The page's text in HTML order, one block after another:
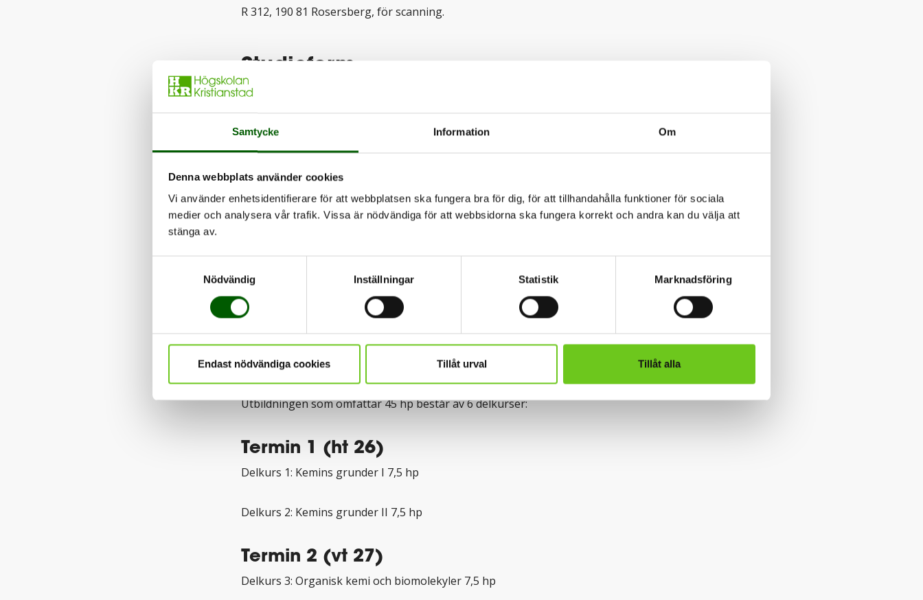
Samtycke Information Om
Denna webbplats använder cookies
Vi använder enhetsidentifierare för att webbplatsen ska fungera bra för dig, för att tillhandahålla funktioner för sociala
medier och analysera vår trafik. Vissa är nödvändiga för att webbsidorna ska fungera korrekt och andra kan du välja att
stänga av.
Nödvändig
Inställningar Statistik Marknadsföring
Endast nödvändiga cookies Tillåt urval Tillåt alla
R 312, 190 81 Rosersberg, för scanning.
Studieform
Halvfart 50%.
Utbildningen är upplagd med undervisningsform distans med ett fåtal campusförlagda
träffar. Undervisningen på distans sker via en internetbaserad lärplattform. Utbildningens
till 24 obligatoriska dagar, fördelade på 10-12 tillfällen. Undervisningen består av
Kurstid
Utbildningens upplägg
Utbildningen som omfattar 45 hp består av 6 delkurser:
Termin 1 (ht 26)
Delkurs 1: Kemins grunder I 7,5 hp
Delkurs 2: Kemins grunder II 7,5 hp
Termin 2 (vt 27)
Delkurs 3: Organisk kemi och biomolekyler 7,5 hp